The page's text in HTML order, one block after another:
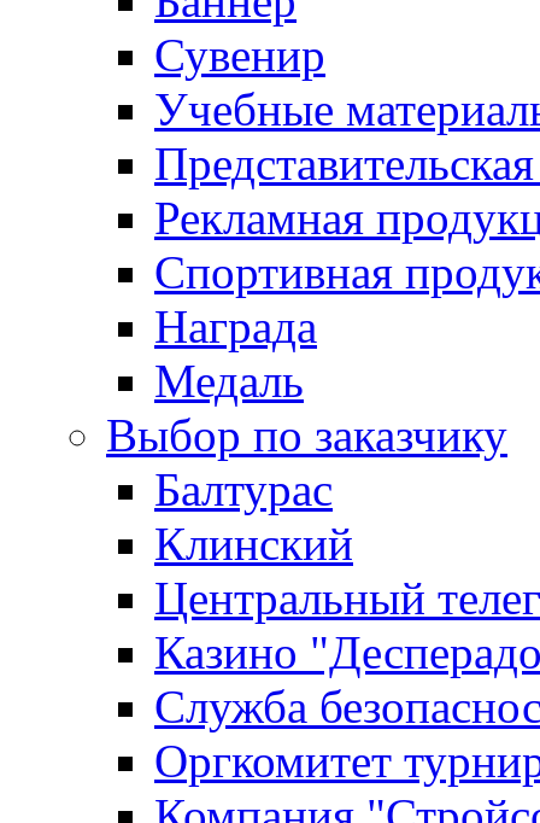
Сувенир
Учебные
Рекламная
Спортивная
Награда
Медаль
Выбор по заказчику
Балтурас
Клинский
Центральный
Казино
Служба
Оргкомитет